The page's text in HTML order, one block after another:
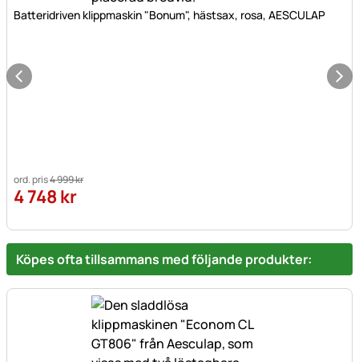
Batteridriven klippmaskin "Bonum", hästsax, rosa, AESCULAP
ord. pris4 999kr
4 748kr
Köpes ofta tillsammans med följande produkter: